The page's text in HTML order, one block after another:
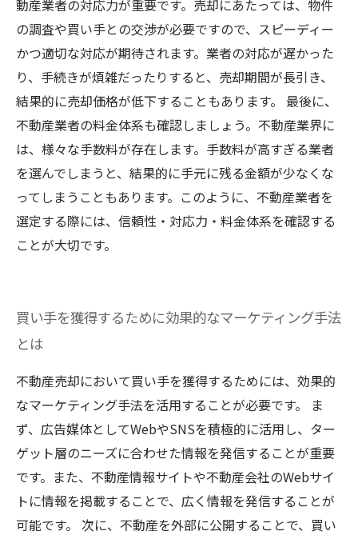
動産業者の対応力が重要です。売却にあたっては、物件
の調査や買い手との交渉が必要ですので、スピーディー
かつ適切な対応が期待されます。業者の対応が遅かった
り、手続きが煩雑だったりすると、売却期間が長引き、
結果的に売却価格が低下することもあります。 最後に、
不動産業者の料金体系も確認しましょう。不動産業界に
は、様々な手数料が存在します。手数料が高すぎる業者
を選んでしまうと、結果的に手元に残る金額が少なくな
ってしまうこともあります。このように、不動産業者を
選定する際には、信頼性・対応力・料金体系を確認する
ことが大切です。
買い手を獲得するために効果的なマーケティング手法
とは
不動産売却において買い手を獲得するためには、効果的
なマーケティング手法を活用することが必要です。 ま
ず、広告媒体としてWebやSNSを積極的に活用し、ター
ゲット層のニーズに合わせた情報を発信することが重要
です。また、不動産情報サイトや不動産会社のWebサイ
トに情報を掲載することで、広く情報を発信することが
可能です。 次に、不動産を外部に公開することで、買い